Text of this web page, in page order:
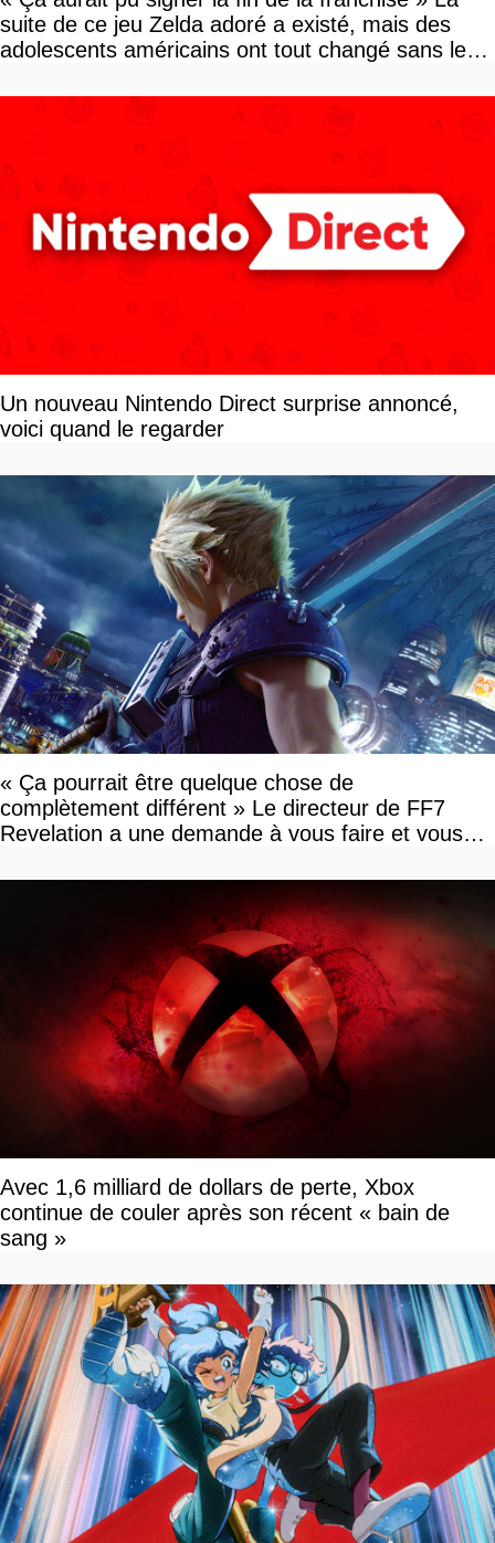
suite de ce jeu Zelda adoré a existé, mais des
adolescents américains ont tout changé sans le
Un nouveau Nintendo Direct surprise annoncé,
voici quand le regarder
« Ça pourrait être quelque chose de
complètement différent » Le directeur de FF7
Revelation a une demande à vous faire et vous
Avec 1,6 milliard de dollars de perte, Xbox
continue de couler après son récent « bain de
sang »